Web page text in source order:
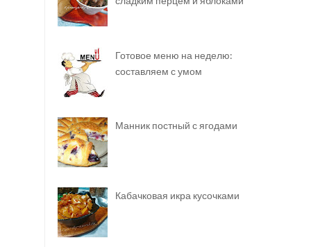
Готовое меню на неделю:
составляем с умом
Манник постный с ягодами
Кабачковая икра кусочками